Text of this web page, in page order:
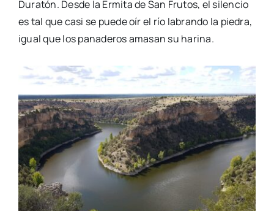
Duratón. Desde la Ermita de San Frutos, el silencio
es tal que casi se puede oír el río labrando la piedra,
igual que los panaderos amasan su harina.